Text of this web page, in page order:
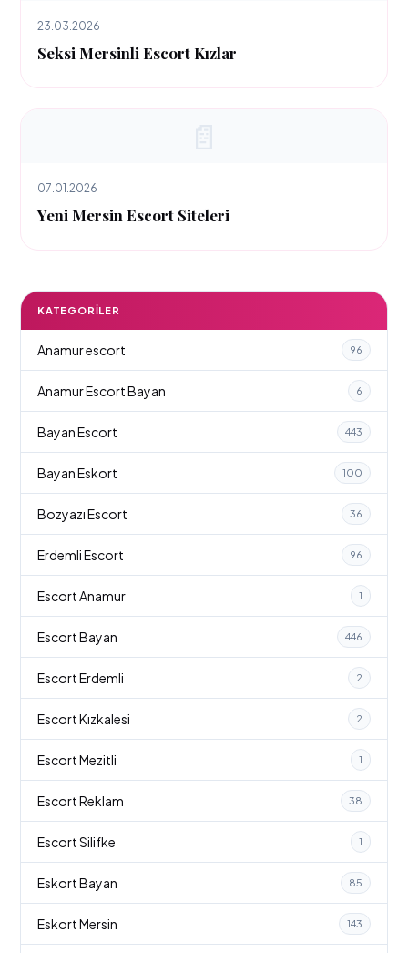
23.03.2026
Seksi Mersinli Escort Kızlar
07.01.2026
Yeni Mersin Escort Siteleri
KATEGORILER
Anamur escort 96
Anamur Escort Bayan 6
Bayan Escort 443
Bayan Eskort 100
Bozyazı Escort 36
Erdemli Escort 96
Escort Anamur 1
Escort Bayan 446
Escort Erdemli 2
Escort Kızkalesi 2
Escort Mezitli 1
Escort Reklam 38
Escort Silifke 1
Eskort Bayan 85
Eskort Mersin 143